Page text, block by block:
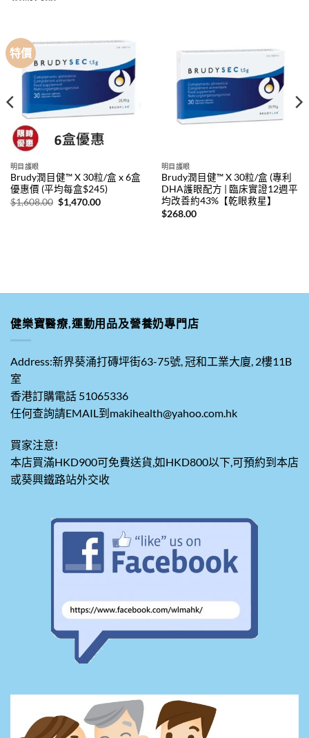
特價
明目護眼
Brudy潤目健™ X 30粒/盒 x 6盒
優惠價 (平均每盒$245)
$1,608.00 原
$1,470.00目
明目護眼
Brudy潤目健™ X 30粒/盒 (專利
DHA護眼配方 | 臨床實證12週平
均改善約43%【乾眼救星】
$268.00
健樂寶醫療,運動用品及營養奶專門店
Address:新界葵涌打磚坪街63-75號, 冠和工業大廈, 2樓11B
室
香港訂購電話 51065336
任何查詢請EMAIL到makihealth@yahoo.com.hk
買家注意!
本店買滿HKD900可免費送貨,如HKD800以下,可預約到本店
或葵興鐵路站外交收